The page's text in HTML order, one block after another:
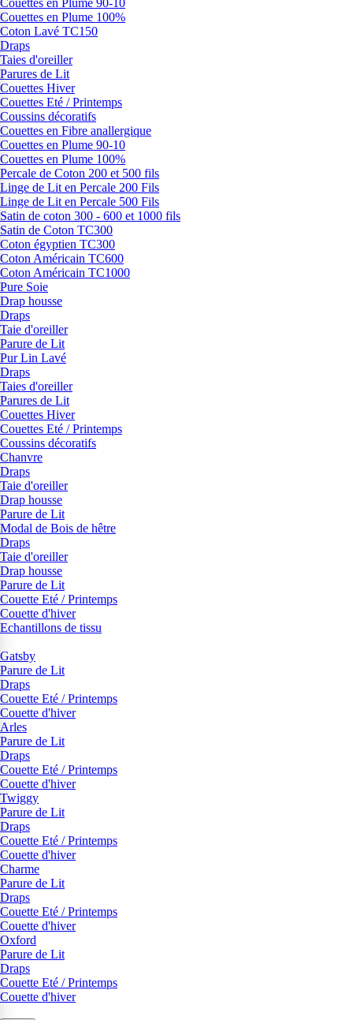
Couettes en Plume 90-10
Couettes en Plume 100%
Coton Lavé TC150
Draps
Taies d'oreiller
Parures de Lit
Couettes Hiver
Couettes Eté / Printemps
Coussins décoratifs
Couettes en Fibre anallergique
Couettes en Plume 90-10
Couettes en Plume 100%
Percale de Coton 200 et 500 fils
Linge de Lit en Percale 200 Fils
Linge de Lit en Percale 500 Fils
Satin de coton 300 - 600 et 1000 fils
Satin de Coton TC300
Coton égyptien TC300
Coton Américain TC600
Coton Américain TC1000
Pure Soie
Drap housse
Draps
Taie d'oreiller
Parure de Lit
Pur Lin Lavé
Draps
Taies d'oreiller
Parures de Lit
Couettes Hiver
Couettes Eté / Printemps
Coussins décoratifs
Chanvre
Draps
Taie d'oreiller
Drap housse
Parure de Lit
Modal de Bois de hêtre
Draps
Taie d'oreiller
Drap housse
Parure de Lit
Couette Eté / Printemps
Couette d'hiver
Echantillons de tissu
Gatsby
Parure de Lit
Draps
Couette Eté / Printemps
Couette d'hiver
Arles
Parure de Lit
Draps
Couette Eté / Printemps
Couette d'hiver
Twiggy
Parure de Lit
Draps
Couette Eté / Printemps
Couette d'hiver
Charme
Parure de Lit
Draps
Couette Eté / Printemps
Couette d'hiver
Oxford
Parure de Lit
Draps
Couette Eté / Printemps
Couette d'hiver